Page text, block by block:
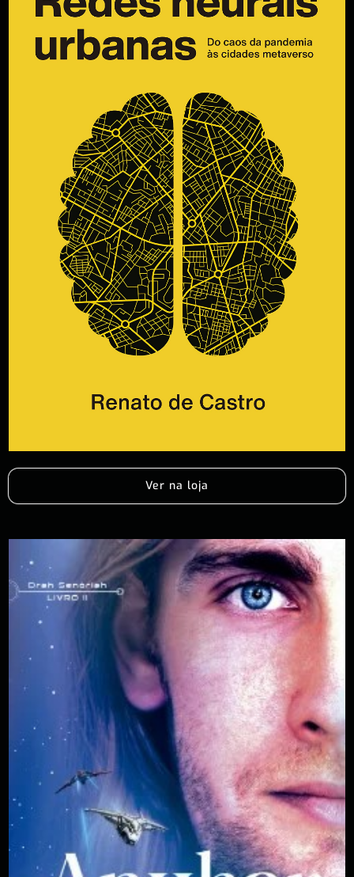
Ver na loja